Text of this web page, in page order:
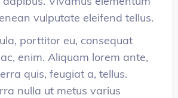
vulputate eleifend tellus.
porttitor eu, consequat
enim. Aliquam lorem ante,
quis, feugiat a, tellus.
nulla ut metus varius